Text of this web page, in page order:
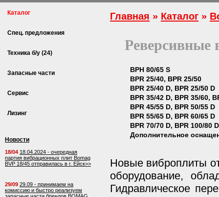
Главная » Каталог »
Реверсивные
ВРH 80/65 S
ВРR 25/40, BPR 25/50
ВРR 25/40 D, BPR 25/50 D
ВРR 35/42 D, BPR 35/60,
ВРR 45/55 D, BPR 50/55 D
ВРR 55/65 D, BPR 60/65 D
ВРR 70/70 D, BPR 100/80 D
Дополнительное
Новые виброплиты
оборудование,
Гидравлическое
Каталог
Спец. предложения
Техника б/у (24)
Запасные части
Сервис
Лизинг
Новости
18/04 18.04.2024 - очередная
партия вибрационных плит Bomag
BVP 18/45 отправилась в г. Ейск>>
29/09 29.09 - принимаем на
комиссию и быстро реализуем